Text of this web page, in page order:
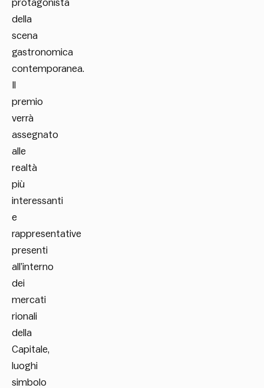
protagonista
della
scena
gastronomica
contemporanea.
premio
verrà
assegnato
alle
realtà
più
interessanti
e
rappresentative
presenti
all’interno
dei
mercati
rionali
della
Capitale,
luoghi
simbolo